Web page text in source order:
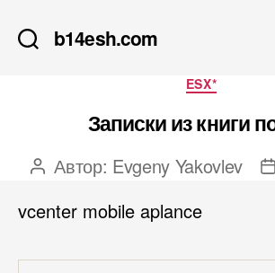
b14esh.com
Рубрики
ESX*
Записки из книги
Автор
Автор: Evgeny Yakovlev
vcenter mobile aplance